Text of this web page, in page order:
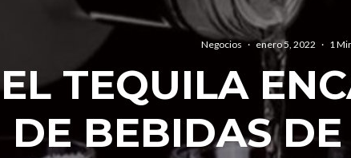
Negocios · enero 5, 2022 · 1
EL TEQUILA
DE BEBIDAS